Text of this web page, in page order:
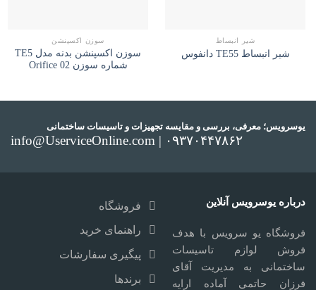
شیر انبساط
شیر انبساط TE55 دانفوس
سوزن اکسپنشن
سوزن اکسپنشن بدنه مدل TE5
شماره سوزن Orifice 02
یوسرویس؛ معرفی، بررسی و مقایسه تجهیزات و تاسیسات ساختمانی
info@UserviceOnline.com | ۰۹۳۷۰۴۴۷۸۶۲
درباره یوسرویس آنلاین
فروشگاه یو سرویس با هدف
فروش لوازم تاسیسات
ساختمانی به مدیریت آقای
فرزان حاتمی آماده ارایه
فروشگاه
راهنمای خرید
پیگیری سفارشات
برندها